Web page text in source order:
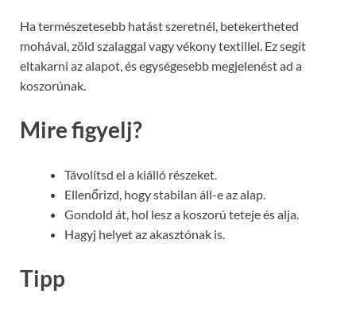
Ha természetesebb hatást szeretnél, betekertheted
mohával, zöld szalaggal vagy vékony textillel. Ez segít
eltakarni az alapot, és egységesebb megjelenést ad a
koszorúnak.
Mire figyelj?
Távolítsd el a kiálló részeket.
Ellenőrizd, hogy stabilan áll-e az alap.
Gondold át, hol lesz a koszorú teteje és alja.
Hagyj helyet az akasztónak is.
Tipp